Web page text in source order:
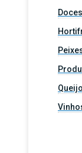
Doces